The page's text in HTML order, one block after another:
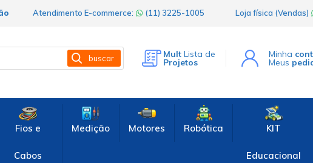
Atendimento E-commerce: (11) 3225-1005 Loja física (Vendas)
buscar Mult Lista de
Projetos
Minha
Meus
Fios e
Cabos
Medição Motores Robótica KIT
Educacional